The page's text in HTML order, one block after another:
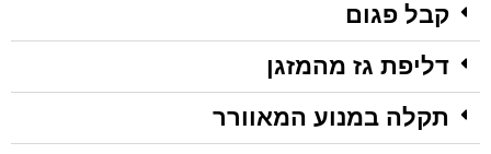
קבל פגום
דליפת גז מהמזגן
תקלה במנוע המאוורר